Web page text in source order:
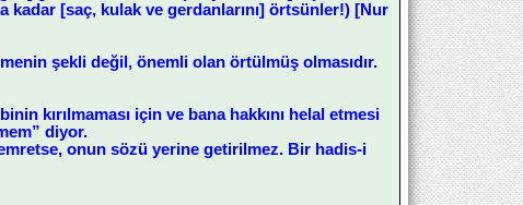
[saç, kulak ve gerdanlarını] örtsünler!) [Nur
şekli değil, önemli olan örtülmüş olmasıdır.
kırılmaması için ve bana hakkını helal etmesi
diyor.
onun sözü yerine getirilmez. Bir hadis-i